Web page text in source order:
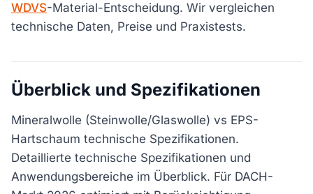
WDVS-Material-Entscheidung. Wir vergleichen
technische Daten, Preise und Praxistests.
Überblick und Spezifikationen
Mineralwolle (Steinwolle/Glaswolle) vs EPS-
Hartschaum technische Spezifikationen.
Detaillierte technische Spezifikationen und
Anwendungsbereiche im Überblick. Für DACH-